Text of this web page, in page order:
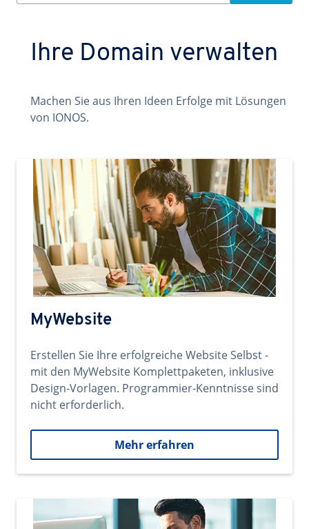
Ihre Domain verwalten
Machen Sie aus Ihren Ideen Erfolge mit Lösungen
von IONOS.
MyWebsite
Erstellen Sie Ihre erfolgreiche Website Selbst -
mit den MyWebsite Komplettpaketen, inklusive
Design-Vorlagen. Programmier-Kenntnisse sind
nicht erforderlich.
Mehr erfahren